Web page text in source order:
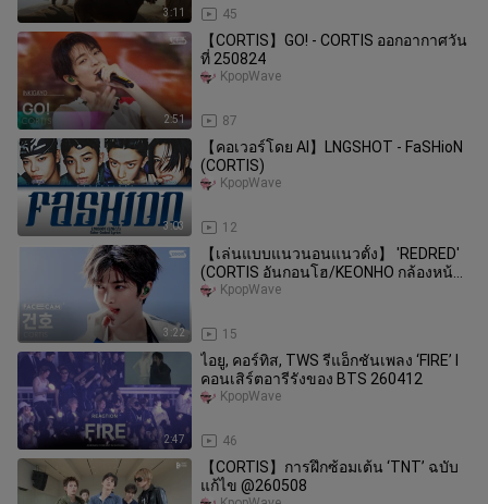
3:11 45
2:51
【CORTIS】GO! - CORTIS ออกอากาศวัน
ที่ 250824
87
KpopWave
3:03
【คอเวอร์โดย AI】LNGSHOT - FaSHioN
(CORTIS)
12
KpopWave
3:22
【เล่นแบบแนวนอนแนวตั้ง】 'REDRED'
(CORTIS อันกอนโฮ/KEONHO กล้องหน้า)
260510
15
KpopWave
2:47
ไอยู, คอร์ทิส, TWS รีแอ็กชันเพลง ‘FIRE’ l
คอนเสิร์ตอารีรังของ BTS 260412
46
KpopWave
【CORTIS】การฝึกซ้อมเต้น ‘TNT’ ฉบับ
แก้ไข @260508